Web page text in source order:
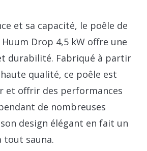
et sa capacité, le poêle de
Drop 4,5 kW offre une
durabilité. Fabriqué à partir
qualité, ce poêle est
et offrir des performances
de nombreuses
design élégant en fait un
sauna.